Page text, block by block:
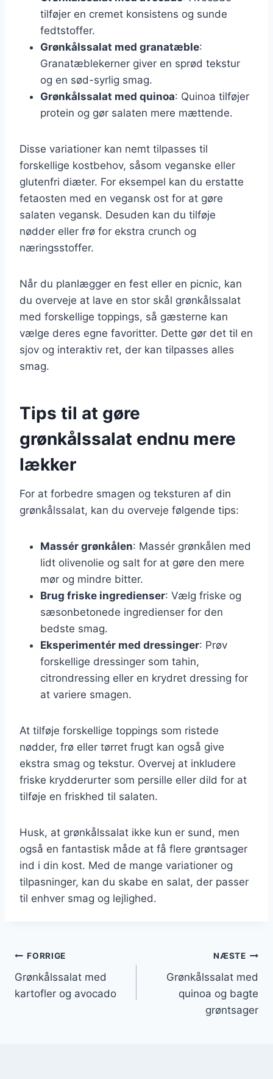
tilføjer en cremet konsistens og sunde
fedtstoffer.
Grønkålssalat med granatæble:
Granatæblekerner giver en sprød tekstur
og en sød-syrlig smag.
Grønkålssalat med quinoa: Quinoa tilføjer
protein og gør salaten mere mættende.
Disse variationer kan nemt tilpasses til
forskellige kostbehov, såsom veganske eller
glutenfri diæter. For eksempel kan du erstatte
fetaosten med en vegansk ost for at gøre
salaten vegansk. Desuden kan du tilføje
nødder eller frø for ekstra crunch og
næringsstoffer.
Når du planlægger en fest eller en picnic, kan
du overveje at lave en stor skål grønkålssalat
med forskellige toppings, så gæsterne kan
vælge deres egne favoritter. Dette gør det til en
sjov og interaktiv ret, der kan tilpasses alles
smag.
Tips til at gøre
grønkålssalat endnu mere
lækker
For at forbedre smagen og teksturen af din
grønkålssalat, kan du overveje følgende tips:
Massér grønkålen: Massér grønkålen med
lidt olivenolie og salt for at gøre den mere
mør og mindre bitter.
Brug friske ingredienser: Vælg friske og
sæsonbetonede ingredienser for den
bedste smag.
Eksperimentér med dressinger: Prøv
forskellige dressinger som tahin,
citrondressing eller en krydret dressing for
at variere smagen.
At tilføje forskellige toppings som ristede
nødder, frø eller tørret frugt kan også give
ekstra smag og tekstur. Overvej at inkludere
friske krydderurter som persille eller dild for at
tilføje en friskhed til salaten.
Husk, at grønkålssalat ikke kun er sund, men
også en fantastisk måde at få flere grøntsager
ind i din kost. Med de mange variationer og
tilpasninger, kan du skabe en salat, der passer
til enhver smag og lejlighed.
Indlægsnavigation
FORRIGE
Grønkålssalat med
kartofler og avocado
NÆSTE
Grønkålssalat med
quinoa og bagte
grøntsager